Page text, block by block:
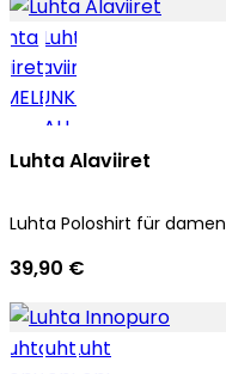
Luhta Alaviiret
Luhta Poloshirt für damen
39,90 €